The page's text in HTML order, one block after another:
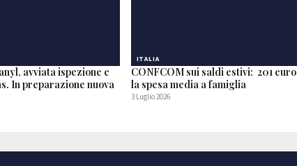
avviata ispezione e
In preparazione nuova
ITALIA
CONFCOM sui saldi estivi: 201 euro
la spesa media a famiglia
3 Luglio 2026